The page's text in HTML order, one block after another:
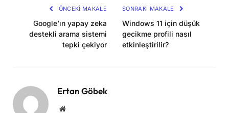
ÖNCEKI MAKALE
Google’ın yapay zeka
destekli arama sistemi
tepki çekiyor
SONRAKI MAKALE
Windows 11 için düşük
gecikme profili nasıl
etkinleştirilir?
Ertan Göbek
Website